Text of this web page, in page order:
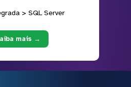
> SQL Server
mais →